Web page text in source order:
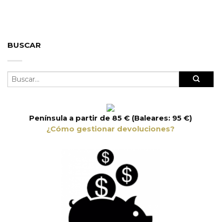
BUSCAR
Península a partir de 85 € (Baleares: 95 €)
¿Cómo gestionar devoluciones?